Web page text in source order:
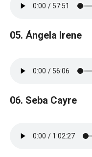
05. Ángela Irene
06. Seba Cayre